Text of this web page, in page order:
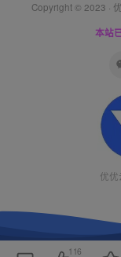
Copyright © 2023 ·
本站
优
116